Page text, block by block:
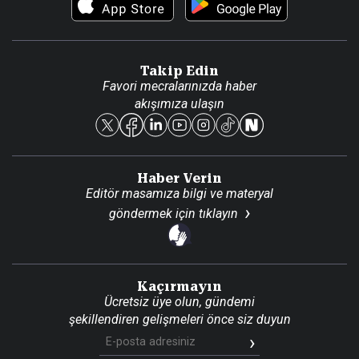
Reklam Ver
Takip Edin
Favori mecralarınızda haber
akışımıza ulaşın
Haber Verin
Editör masamıza bilgi ve materyal
göndermek için tıklayın
Kaçırmayın
Ücretsiz üye olun, gündemi
şekillendiren gelişmeleri önce siz duyun